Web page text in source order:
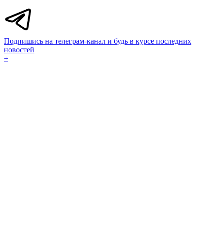
Подпишись на телеграм-канал и будь в курсе последних
новостей
+